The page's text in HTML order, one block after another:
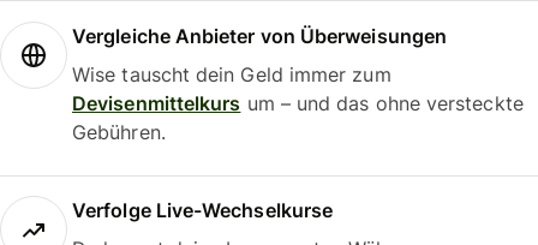
Vergleiche Anbieter von Überweisungen
Wise tauscht dein Geld immer zum
Devisenmittelkurs um – und das ohne versteckte
Gebühren.
Verfolge Live-Wechselkurse